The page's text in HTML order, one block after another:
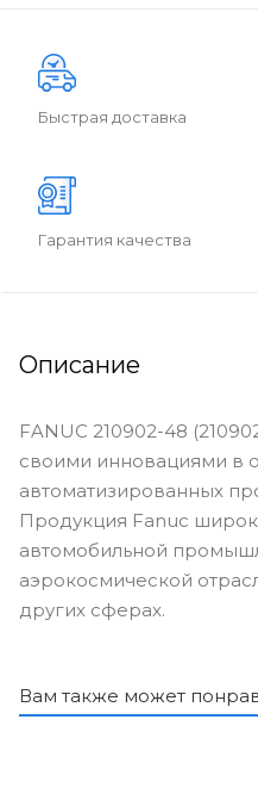
Быстрая доставка
Гарантия качества
Описание
FANUC 210902-48
своими инновациями в
автоматизированных
Продукция Fanuc
автомобильной
аэрокосмической
других сферах.
Вам также может